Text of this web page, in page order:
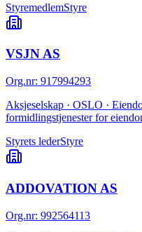
StyremedlemStyre
VSJN AS
Org.nr: 917994293
Aksjeselskap · OSLO ·
formidlingstjenester for
Styrets lederStyre
ADDOVATION AS
Org.nr: 992564113